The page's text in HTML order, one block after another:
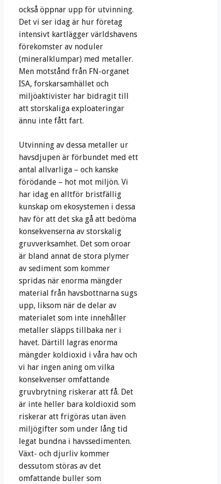
också öppnar upp för utvinning.
Det vi ser idag är hur företag
intensivt kartlägger världshavens
förekomster av noduler
(mineralklumpar) med metaller.
Men motstånd från FN-organet
ISA, forskarsamhället och
miljöaktivister har bidragit till
att storskaliga exploateringar
ännu inte fått fart.
Utvinning av dessa metaller ur
havsdjupen är förbundet med ett
antal allvarliga – och kanske
förödande – hot mot miljön. Vi
har idag en alltför bristfällig
kunskap om ekosystemen i dessa
hav för att det ska gå att bedöma
konsekvenserna av storskalig
gruvverksamhet. Det som oroar
är bland annat de stora plymer
av sediment som kommer
spridas när enorma mängder
material från havsbottnarna sugs
upp, liksom när de delar av
materialet som inte innehåller
metaller släpps tillbaka ner i
havet. Därtill lagras enorma
mängder koldioxid i våra hav och
vi har ingen aning om vilka
konsekvenser omfattande
gruvbrytning riskerar att få. Det
är inte heller bara koldioxid som
riskerar att frigöras utan även
miljögifter som under lång tid
legat bundna i havssedimenten.
Växt- och djurliv kommer
dessutom störas av det
omfattande buller som